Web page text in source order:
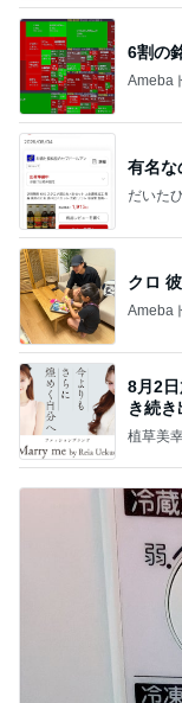
6割の
Ameba
有名な
だいた
クロ
Ameba
8月2
き続き
植草美